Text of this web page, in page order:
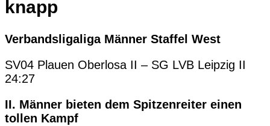
knapp
Verbandsligaliga Männer Staffel West
SV04 Plauen Oberlosa II – SG LVB Leipzig II
24:27
II. Männer bieten dem Spitzenreiter einen
tollen Kampf